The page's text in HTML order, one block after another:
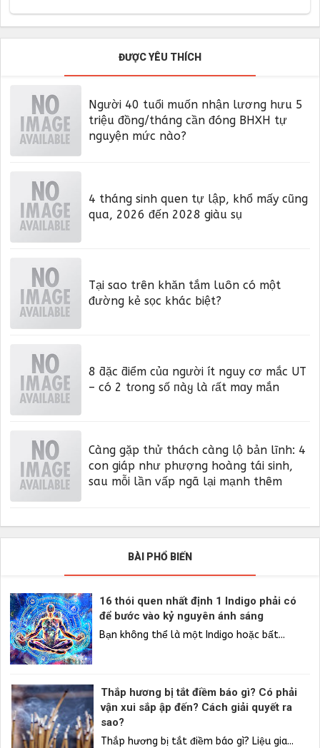
ĐƯỢC YÊU THÍCH
Người 40 tuổi muốn nhận lương hưu 5
triệu đồng/tháng cần đóng BHXH tự
nguyện mức nào?
4 tháng sinh quen tự lập, khổ mấy cũng
qua, 2026 đến 2028 giàu sụ
Tại sao trên khăn tắm luôn có một
đường kẻ sọc khác biệt?
8 ƌặc ƌiểm củɑ người ít nguy cơ mắc UT
– có 2 tɾong số пàყ là ɾất mɑy mắn
Càng gặp thử thách càng lộ bản lĩnh: 4
con giáp như phượng hoàng tái sinh,
sau mỗi lần vấp ngã lại mạnh thêm
BÀI PHỔ BIẾN
16 thói quen nhất định 1 Indigo phải có
để bước vào kỷ nguyên ánh sáng
Bạn không thể là một Indigo hoặc bất...
Thắp hương bị tắt điềm báo gì? Có phải
vận xui sắp ập đến? Cách giải quyết ra
sao?
Thắp hương bị tắt điềm báo gì? Liệu gia...